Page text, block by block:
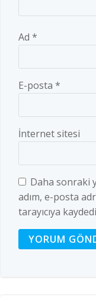
Ad *
E-posta *
İnternet sitesi
Daha sonraki
adım, e-posta
tarayıcıya